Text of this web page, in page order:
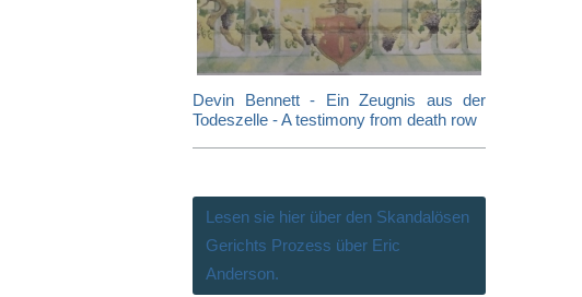
Devin Bennett - Ein Zeugnis aus der
Todeszelle - A testimony from death row
Lesen sie hier über den Skandalösen
Gerichts Prozess über Eric
Anderson.